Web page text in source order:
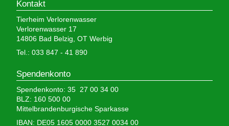
Kontakt
Tierheim Verlorenwasser
Verlorenwasser 17
14806 Bad Belzig, OT Werbig
Tel.: 033 847 - 41 890
Spendenkonto
Spendenkonto: 35 27 00 34 00
BLZ: 160 500 00
Mittelbrandenburgische Sparkasse
IBAN: DE05 1605 0000 3527 0034 00